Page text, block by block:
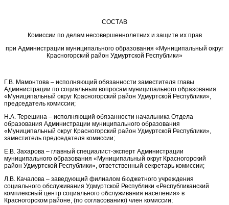
СОСТАВ
Комиссии по делам несовершеннолетних и защите их прав
при Администрации муниципального образования «Муниципальный округ
Красногорский район Удмуртской Республики»
Г.В. Мамонтова – исполняющий обязанности заместителя главы
Администрации по социальным вопросам муниципального образования
«Муниципальный округ Красногорский район Удмуртской Республики»,
председатель комиссии;
Н.А. Терешина – исполняющий обязанности начальника Отдела
образования Администрации муниципального образования
«Муниципальный округ Красногорский район Удмуртской Республики»,
заместитель председателя комиссии;
Е.В. Захарова – главный специалист-эксперт Администрации
муниципального образования «Муниципальный округ Красногорский
район Удмуртской Республики», ответственный секретарь комиссии;
Л.В. Качалова – заведующий филиалом бюджетного учреждения
социального обслуживания Удмуртской Республики «Республиканский
комплексный центр социального обслуживания населения» в
Красногорском районе, (по согласованию) член комиссии;